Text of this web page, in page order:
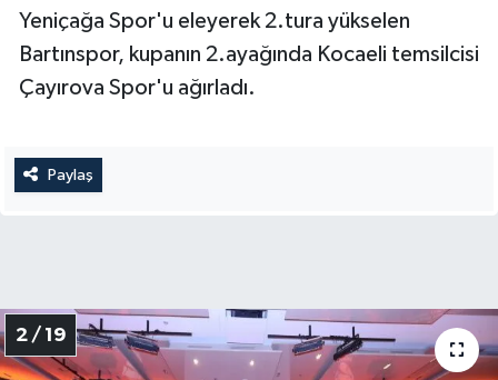
Yeniçağa Spor'u eleyerek 2.tura yükselen
Bartınspor, kupanın 2.ayağında Kocaeli temsilcisi
Çayırova Spor'u ağırladı.
Paylaş
2 / 19